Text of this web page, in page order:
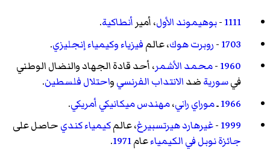
1111
-بوهيموند الأول، أميرأنطاكية.
1703
-روبرت هوك، عالمفيزياءوكيمياءإنجليزي.
1960
-محمد الأشمر، أحد قادة الجهاد والنضال الوطني
فيسوريةضدالانتداب الفرنسيواحتلال فلسطين.
1966ـموراي راني،مهندس ميكانيكيأمريكي.
1999
-غيرهارد هيرتسبيرغ، عالمكيمياءكنديحاصل على
جائزة نوبل في الكيمياءعام1971
.